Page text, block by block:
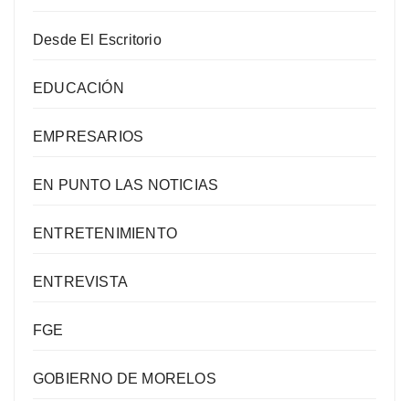
Desde El Escritorio
EDUCACIÓN
EMPRESARIOS
EN PUNTO LAS NOTICIAS
ENTRETENIMIENTO
ENTREVISTA
FGE
GOBIERNO DE MORELOS